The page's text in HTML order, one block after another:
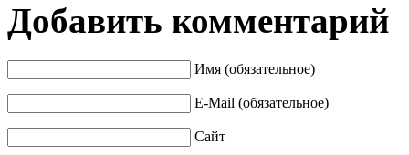
Добавить комментарий
Имя (обязательное)
E-Mail (обязательное)
Сайт